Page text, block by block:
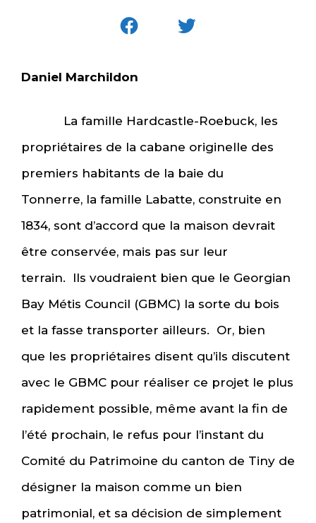
Daniel Marchildon
La famille Hardcastle-Roebuck, les
propriétaires de la cabane originelle des
premiers habitants de la baie du
Tonnerre, la famille Labatte, construite en
1834, sont d’accord que la maison devrait
être conservée, mais pas sur leur
terrain. Ils voudraient bien que le Georgian
Bay Métis Council (GBMC) la sorte du bois
et la fasse transporter ailleurs. Or, bien
que les propriétaires disent qu’ils discutent
avec le GBMC pour réaliser ce projet le plus
rapidement possible, même avant la fin de
l’été prochain, le refus pour l’instant du
Comité du Patrimoine du canton de Tiny de
désigner la maison comme un bien
patrimonial, et sa décision de simplement